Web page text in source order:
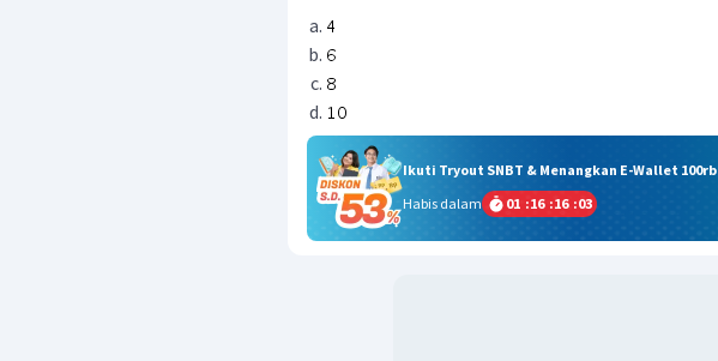
Ikuti Tryout SNBT & Menangkan E-Wallet 100rb
Habis dalam
01 :16 :16 :03